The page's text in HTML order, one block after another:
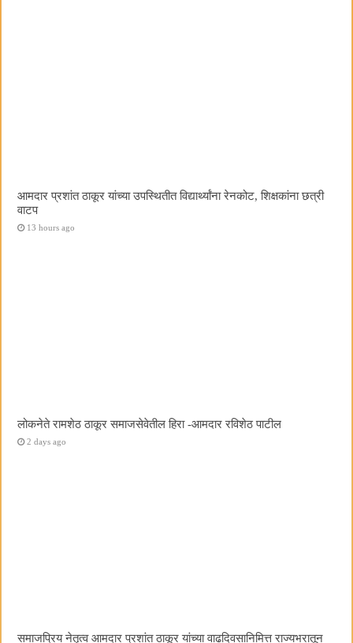
आमदार प्रशांत ठाकूर यांच्या उपस्थितीत विद्यार्थ्यांना रेनकोट, शिक्षकांना छत्री
वाटप
13 hours ago
लोकनेते रामशेठ ठाकूर समाजसेवेतील हिरा -आमदार रविशेठ पाटील
2 days ago
समाजप्रिय नेतृत्व आमदार प्रशांत ठाकूर यांच्या वाढदिवसानिमित्त राज्यभरातून